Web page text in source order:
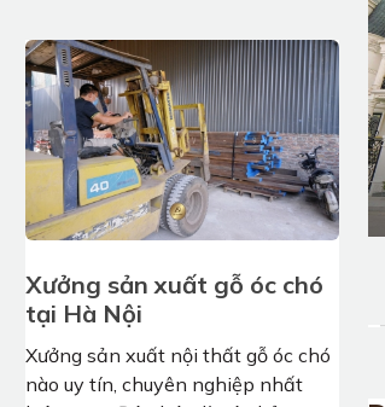
Xưởng sản xuất gỗ óc chó
tại Hà Nội
Xưởng sản xuất nội thất gỗ óc chó
nào uy tín, chuyên nghiệp nhất